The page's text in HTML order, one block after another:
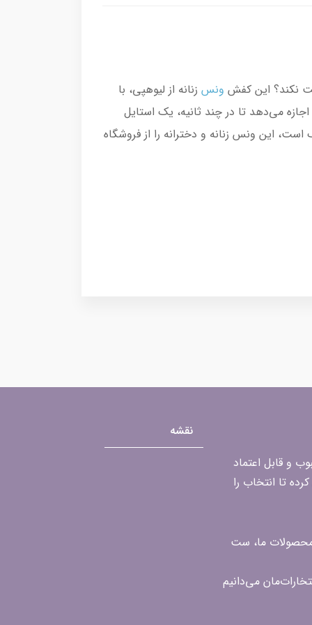
نکند؟ این کفش ونس زنانه از لیوهپی، با
می‌دهد تا در چند ثانیه، یک استایل
این ونس زنانه و دخترانه را از فروشگاه
و قابل اعتماد
تا انتخاب را
محصولات ما، ست
نقشه